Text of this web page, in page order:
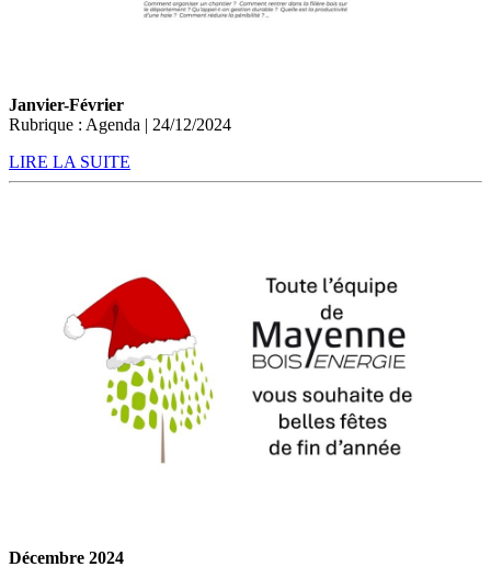
Janvier-Février
Rubrique : Agenda | 24/12/2024
LIRE LA SUITE
Décembre 2024